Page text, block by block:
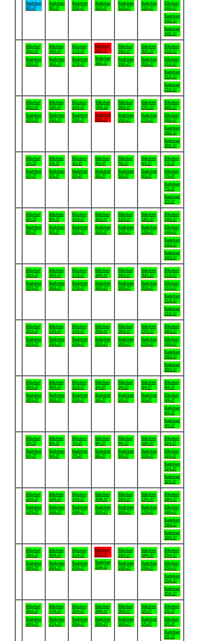
Badviken
8/2-27
Badviken
9/2-27
Badviken
10/2-27
Badviken
11/2-27
Badviken
12/2-27
Badviken
13/2-27
Båtviken
14/2-27
Badviken
14/2-27
Badviken
14/2-27
Båtviken
15/2-27
Badviken
15/2-27
Båtviken
16/2-27
Badviken
16/2-27
Båtviken
17/2-27
Badviken
17/2-27
Båtviken
18/2-27
Badviken
18/2-27
Båtviken
19/2-27
Badviken
19/2-27
Båtviken
20/2-27
Badviken
20/2-27
Båtviken
21/2-27
Båtviken
21/2-27
Badviken
21/2-27
Badviken
21/2-27
Båtviken
22/2-27
Badviken
22/2-27
Båtviken
23/2-27
Badviken
23/2-27
Båtviken
24/2-27
Badviken
24/2-27
Båtviken
25/2-27
Badviken
25/2-27
Båtviken
26/2-27
Badviken
26/2-27
Båtviken
27/2-27
Badviken
27/2-27
Båtviken
28/2-27
Båtviken
28/2-27
Badviken
28/2-27
Badviken
28/2-27
Båtviken
1/3-27
Badviken
1/3-27
Båtviken
2/3-27
Badviken
2/3-27
Båtviken
3/3-27
Badviken
3/3-27
Båtviken
4/3-27
Badviken
4/3-27
Båtviken
5/3-27
Badviken
5/3-27
Båtviken
6/3-27
Badviken
6/3-27
Båtviken
7/3-27
Båtviken
7/3-27
Badviken
7/3-27
Badviken
7/3-27
Båtviken
8/3-27
Badviken
8/3-27
Båtviken
9/3-27
Badviken
9/3-27
Båtviken
10/3-27
Badviken
10/3-27
Båtviken
11/3-27
Badviken
11/3-27
Båtviken
12/3-27
Badviken
12/3-27
Båtviken
13/3-27
Badviken
13/3-27
Båtviken
14/3-27
Båtviken
14/3-27
Badviken
14/3-27
Badviken
14/3-27
Båtviken
15/3-27
Badviken
15/3-27
Båtviken
16/3-27
Badviken
16/3-27
Båtviken
17/3-27
Badviken
17/3-27
Båtviken
18/3-27
Badviken
18/3-27
Båtviken
19/3-27
Badviken
19/3-27
Båtviken
20/3-27
Badviken
20/3-27
Båtviken
21/3-27
Båtviken
21/3-27
Badviken
21/3-27
Badviken
21/3-27
Båtviken
22/3-27
Badviken
22/3-27
Båtviken
23/3-27
Badviken
23/3-27
Båtviken
24/3-27
Badviken
24/3-27
Båtviken
25/3-27
Badviken
25/3-27
Båtviken
26/3-27
Badviken
26/3-27
Båtviken
27/3-27
Badviken
27/3-27
Båtviken
28/3-27
Båtviken
28/3-27
Badviken
28/3-27
Badviken
28/3-27
Båtviken
29/3-27
Badviken
29/3-27
Båtviken
30/3-27
Badviken
30/3-27
Båtviken
31/3-27
Badviken
31/3-27
Båtviken
1/4-27
Badviken
1/4-27
Båtviken
2/4-27
Badviken
2/4-27
Båtviken
3/4-27
Badviken
3/4-27
Båtviken
4/4-27
Båtviken
4/4-27
Badviken
4/4-27
Badviken
4/4-27
Båtviken
5/4-27
Badviken
5/4-27
Båtviken
6/4-27
Badviken
6/4-27
Båtviken
7/4-27
Badviken
7/4-27
Båtviken
8/4-27
Badviken
8/4-27
Båtviken
9/4-27
Badviken
9/4-27
Båtviken
10/4-27
Badviken
10/4-27
Båtviken
11/4-27
Båtviken
11/4-27
Badviken
11/4-27
Badviken
11/4-27
Båtviken
12/4-27
Badviken
12/4-27
Båtviken
13/4-27
Badviken
13/4-27
Båtviken
14/4-27
Badviken
14/4-27
Båtviken
15/4-27
Badviken
15/4-27
Båtviken
16/4-27
Badviken
16/4-27
Båtviken
17/4-27
Badviken
17/4-27
Båtviken
18/4-27
Båtviken
18/4-27
Badviken
18/4-27
Badviken
18/4-27
Båtviken
19/4-27
Badviken
19/4-27
Båtviken
20/4-27
Badviken
20/4-27
Båtviken
21/4-27
Badviken
21/4-27
Båtviken
22/4-27
Badviken
22/4-27
Båtviken
23/4-27
Badviken
23/4-27
Båtviken
24/4-27
Badviken
24/4-27
Båtviken
25/4-27
Båtviken
25/4-27
Badviken
25/4-27
Badviken
25/4-27
Båtviken
26/4-27
Badviken
26/4-27
Båtviken
27/4-27
Badviken
27/4-27
Båtviken
28/4-27
Badviken
28/4-27
Båtviken
29/4-27
Badviken
29/4-27
Båtviken
30/4-27
Badviken
30/4-27
Båtviken
1/5-27
Badviken
1/5-27
Båtviken
2/5-27
Båtviken
2/5-27
Badviken
2/5-27